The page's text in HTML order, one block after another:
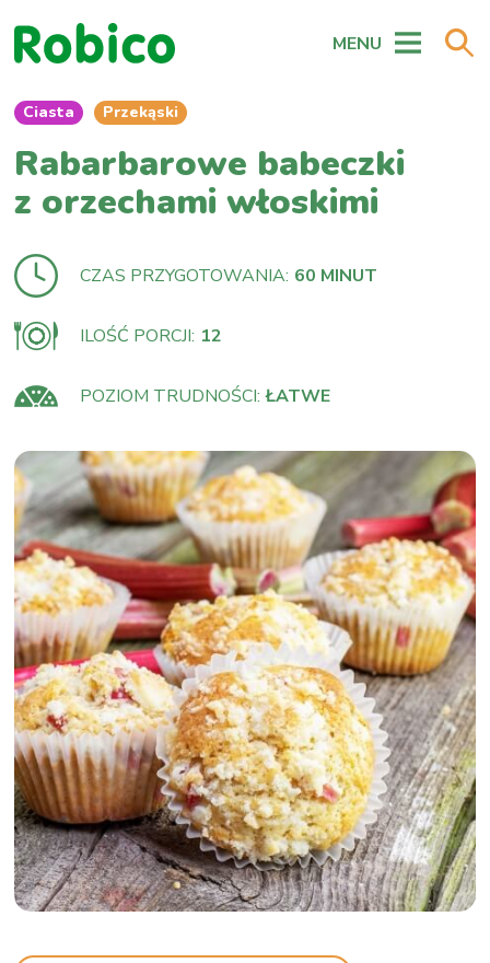
MENU
Ciasta Przekąski
Rabarbarowe babeczki
z orzechami włoskimi
CZAS PRZYGOTOWANIA: 60 MINUT
ILOŚĆ PORCJI: 12
POZIOM TRUDNOŚCI: ŁATWE